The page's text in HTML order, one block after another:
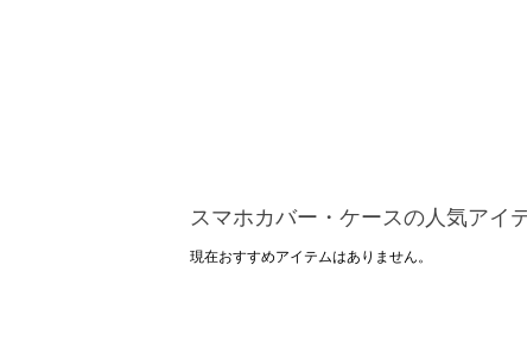
スマホカバー・ケースの人気アイ
現在おすすめアイテムはありません。